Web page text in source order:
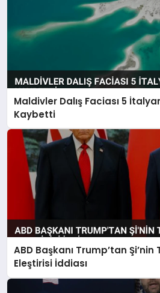
Maldivler Dalış Faciası 5
Kaybetti
ABD Başkanı Trump’tan
Eleştirisi İddiası